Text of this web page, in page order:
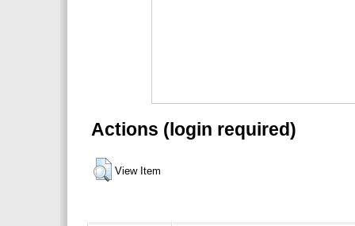
Actions (login required)
View Item